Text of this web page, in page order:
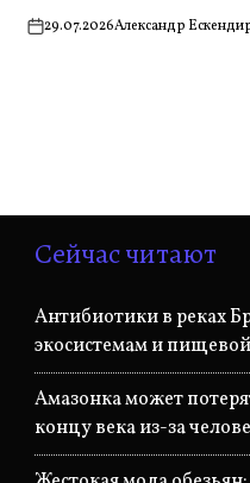
on29.07.2026Александр
Сейчас читают
Антибиотики в реках
экосистемам и
Амазонка может
концу века из-за